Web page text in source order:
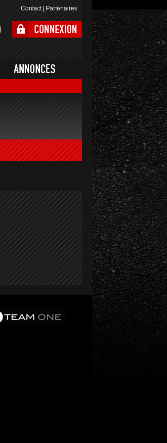
Contact|Partenaires
CONNEXION
ANNONCES